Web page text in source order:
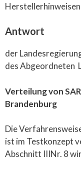
Antwort
der
des Abgeordneten
Verteilung von
Brandenburg
Die
ist im Testkonzept
Abschnitt IIINr. 8